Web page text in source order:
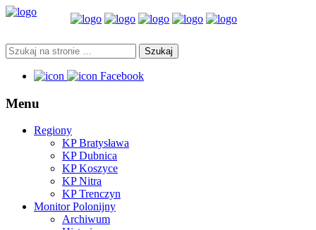
Facebook
Menu
Regiony
KP Bratysława
KP Dubnica
KP Koszyce
KP Nitra
KP Trenczyn
Monitor Polonijny
Archiwum